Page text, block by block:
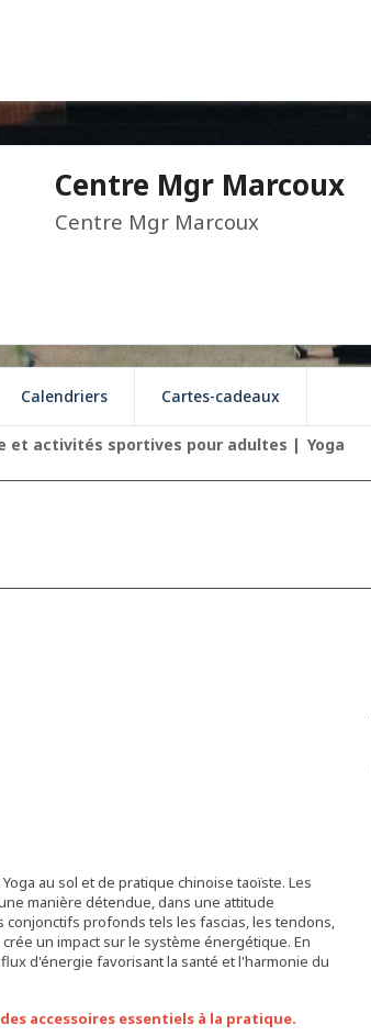
Centre Mgr Marcoux
Centre Mgr Marcoux
Calendriers Cartes-cadeaux
et activités sportives pour adultes Yoga
au sol et de pratique chinoise taoïste. Les
manière détendue, dans une attitude
profonds tels les fascias, les tendons,
un impact sur le système énergétique. En
d'énergie favorisant la santé et l'harmonie du
accessoires essentiels à la pratique.